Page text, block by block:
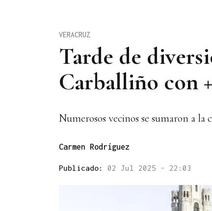
Tarde de
Carballiño con
VERACRUZ
Numerosos vecinos se sumaron a
Carmen Rodríguez
Publicado: 02 Jul 2025 - 22:03